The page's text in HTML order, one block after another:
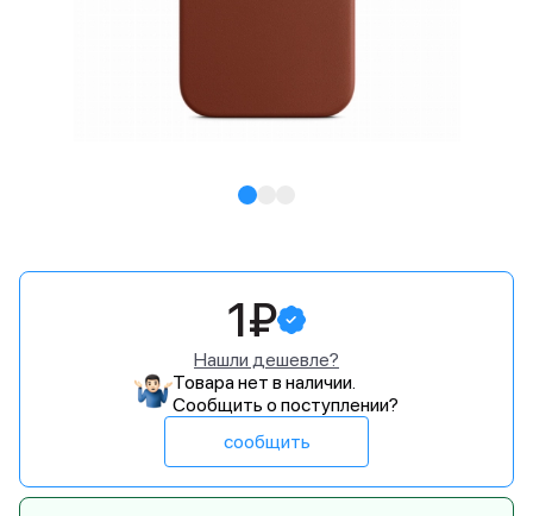
1₽
Нашли дешевле?
Товара нет в наличии.
Сообщить о поступлении?
сообщить